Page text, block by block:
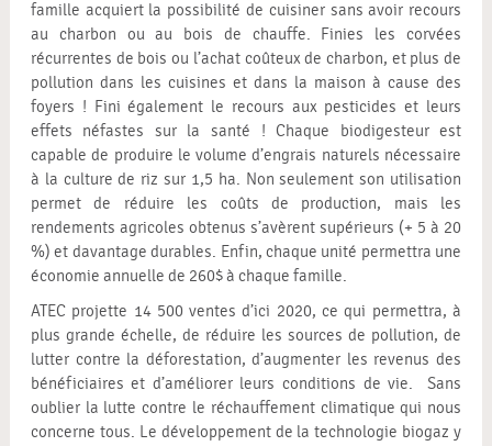
famille acquiert la possibilité de cuisiner sans avoir recours
au charbon ou au bois de chauffe. Finies les corvées
récurrentes de bois ou l’achat coûteux de charbon, et plus de
pollution dans les cuisines et dans la maison à cause des
foyers ! Fini également le recours aux pesticides et leurs
effets néfastes sur la santé ! Chaque biodigesteur est
capable de produire le volume d’engrais naturels nécessaire
à la culture de riz sur 1,5 ha. Non seulement son utilisation
permet de réduire les coûts de production, mais les
rendements agricoles obtenus s’avèrent supérieurs (+ 5 à 20
%) et davantage durables. Enfin, chaque unité permettra une
économie annuelle de 260$ à chaque famille.
ATEC projette 14 500 ventes d’ici 2020, ce qui permettra, à
plus grande échelle, de réduire les sources de pollution, de
lutter contre la déforestation, d’augmenter les revenus des
bénéficiaires et d’améliorer leurs conditions de vie. Sans
oublier la lutte contre le réchauffement climatique qui nous
concerne tous. Le développement de la technologie biogaz y